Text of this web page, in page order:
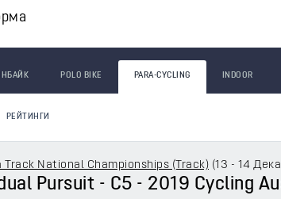
POLO BIKE PARA-CYCLING INDOOR
РЕЙТИНГИ
National Championships (Track) (13 - 14
Pursuit - C5 - 2019 Cycling